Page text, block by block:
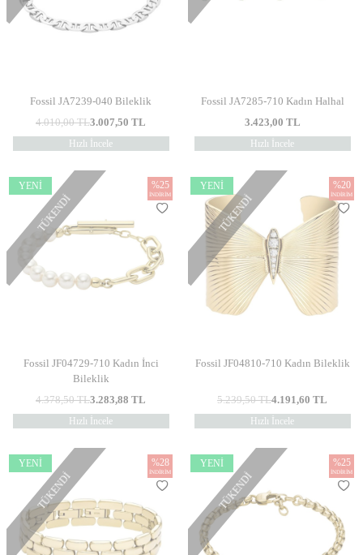
Fossil JA7239-040 Bileklik
4.010,00TL3.007,50 TL
Hızlı İncele
Fossil JA7285-710 Kadın Halhal
3.423,00 TL
Hızlı İncele
YENI
TÜKENDI
%25
İNDIRIM
Fossil JF04729-710 Kadın İnci
Bileklik
4.378,50TL3.283,88 TL
Hızlı İncele
YENI
TÜKENDI
%20
İNDIRIM
Fossil JF04810-710 Kadın Bileklik
5.239,50TL4.191,60 TL
Hızlı İncele
YENI
TÜKENDI
%28
İNDIRIM
YENI
TÜKENDI
%25
İNDIRIM